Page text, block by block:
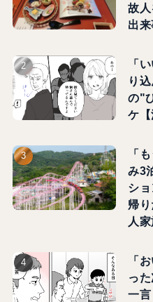
故
出来
「
り
の"
ケ【
「
み3
シ
帰
人
「
っ
一